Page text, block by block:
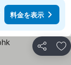
料金を表示
シェア お